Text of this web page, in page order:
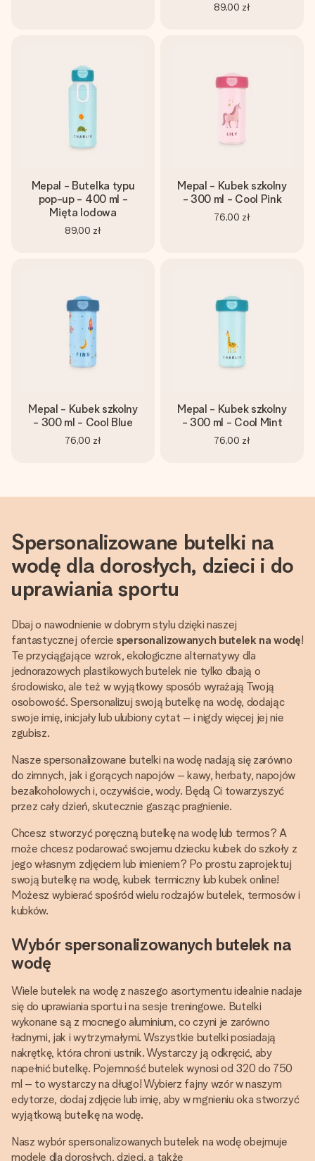
89,00 zł
Mepal - Butelka typu
pop-up - 400 ml -
Mięta lodowa
89,00 zł
Mepal - Kubek szkolny
- 300 ml - Cool Pink
76,00 zł
Mepal - Kubek szkolny
- 300 ml - Cool Blue
76,00 zł
Mepal - Kubek szkolny
- 300 ml - Cool Mint
76,00 zł
Spersonalizowane butelki na
wodę dla dorosłych, dzieci i do
uprawiania sportu
Dbaj o nawodnienie w dobrym stylu dzięki naszej
fantastycznej ofercie spersonalizowanych butelek na wodę!
Te przyciągające wzrok, ekologiczne alternatywy dla
jednorazowych plastikowych butelek nie tylko dbają o
środowisko, ale też w wyjątkowy sposób wyrażają Twoją
osobowość. Spersonalizuj swoją butelkę na wodę, dodając
swoje imię, inicjały lub ulubiony cytat – i nigdy więcej jej nie
zgubisz.
Nasze spersonalizowane butelki na wodę nadają się zarówno
do zimnych, jak i gorących napojów – kawy, herbaty, napojów
bezalkoholowych i, oczywiście, wody. Będą Ci towarzyszyć
przez cały dzień, skutecznie gasząc pragnienie.
Chcesz stworzyć poręczną butelkę na wodę lub termos? A
może chcesz podarować swojemu dziecku kubek do szkoły z
jego własnym zdjęciem lub imieniem? Po prostu zaprojektuj
swoją butelkę na wodę, kubek termiczny lub kubek online!
Możesz wybierać spośród wielu rodzajów butelek, termosów i
kubków.
Wybór spersonalizowanych butelek na
wodę
Wiele butelek na wodę z naszego asortymentu idealnie nadaje
się do uprawiania sportu i na sesje treningowe. Butelki
wykonane są z mocnego aluminium, co czyni je zarówno
ładnymi, jak i wytrzymałymi. Wszystkie butelki posiadają
nakrętkę, która chroni ustnik. Wystarczy ją odkręcić, aby
napełnić butelkę. Pojemność butelek wynosi od 320 do 750
ml – to wystarczy na długo! Wybierz fajny wzór w naszym
edytorze, dodaj zdjęcie lub imię, aby w mgnieniu oka stworzyć
wyjątkową butelkę na wodę.
Nasz wybór spersonalizowanych butelek na wodę obejmuje
modele dla dorosłych, dzieci, a także